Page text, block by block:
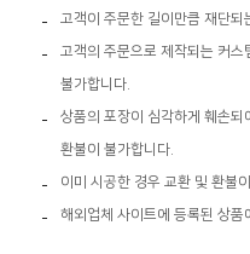
고객이 주문한 길이만큼 재단되
고객의 주문으로 제작되는 커스
불가합니다.
상품의 포장이 심각하게 훼손되
환불이 불가합니다.
이미 시공한 경우 교환 및 환불
해외업체 사이트에 등록된 상품